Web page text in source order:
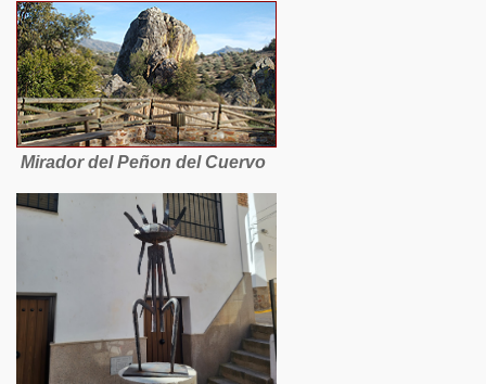
Mirador del Peñon del Cuervo